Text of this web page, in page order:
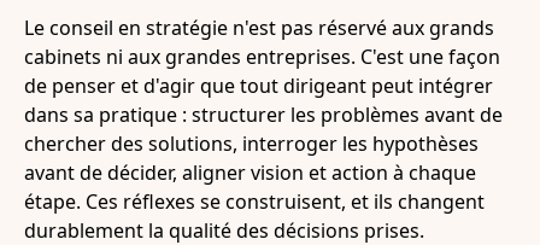
Le conseil en stratégie n'est pas réservé aux grands
cabinets ni aux grandes entreprises. C'est une façon
de penser et d'agir que tout dirigeant peut intégrer
dans sa pratique : structurer les problèmes avant de
chercher des solutions, interroger les hypothèses
avant de décider, aligner vision et action à chaque
étape. Ces réflexes se construisent, et ils changent
durablement la qualité des décisions prises.